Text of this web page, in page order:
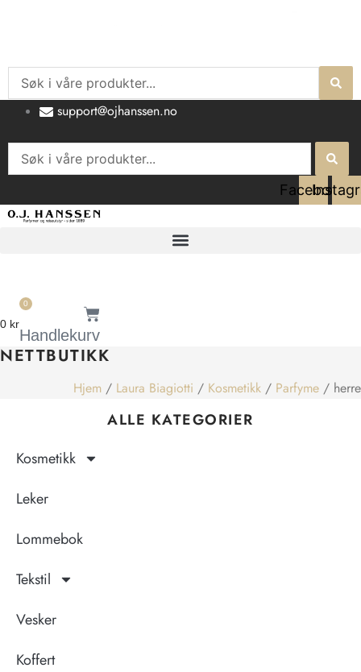
innholdet
Search
...
support@ojhanssen.no
Search
...
Facebook
0 kr
0
Handlekurv
NETTBUTIKK
Hjem / Laura Biagiotti / Kosmetikk / Parfyme / herre
ALLE KATEGORIER
Kosmetikk
Leker
Lommebok
Tekstil
Vesker
Koffert